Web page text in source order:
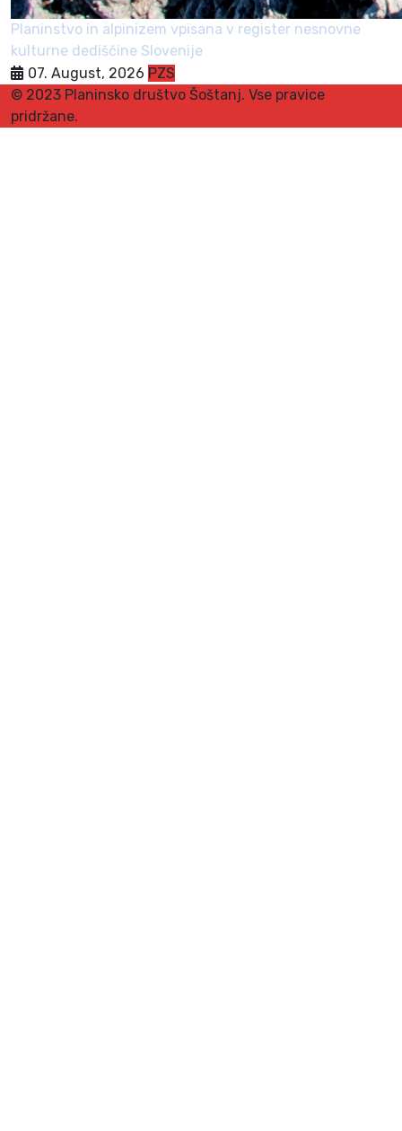
Planinstvo in alpinizem vpisana v register nesnovne
kulturne dediščine Slovenije
07. August, 2026 PZS
© 2023 Planinsko društvo Šoštanj. Vse pravice
pridržane.